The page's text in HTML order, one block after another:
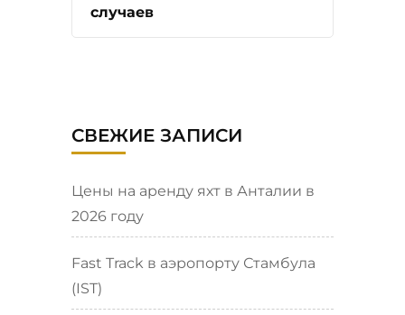
случаев
СВЕЖИЕ ЗАПИСИ
Цены на аренду яхт в Анталии в
2026 году
Fast Track в аэропорту Стамбула
(IST)